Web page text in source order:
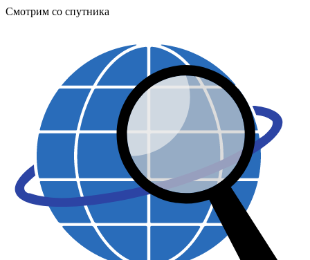
Смотрим со спутника